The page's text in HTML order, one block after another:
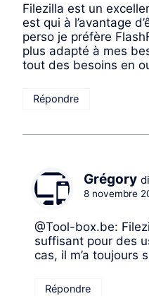
Filezilla est un
est qui à l’avantage
perso je préfère
plus adapté à mes
tout des besoins en
Répondre
Grégory
8 novembre
@Tool-box.be:
suffisant pour des
cas, il m’a toujours
Répondre